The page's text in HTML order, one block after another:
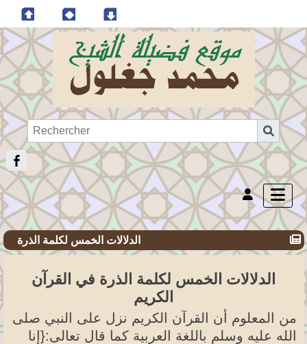
الدلالات الخمس لكلمة الذرة
الدلالات الخمس لكلمة الذرة في القرآن
الكريم
من المعلوم أن القرآن الكريم نزل على النبي صلى
الله عليه وسلم باللغة العربية كما قال تعالى:{إنا